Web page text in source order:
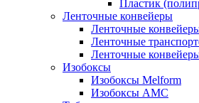
Пластик
Ленточные конвейеры
Ленточные
Ленточные
Ленточные
Изобоксы
Изобоксы Melform
Изобоксы AMC